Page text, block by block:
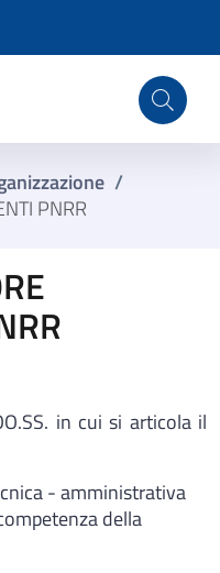
Campania
/
PNRR
in cui si articola il
- amministrativa
della